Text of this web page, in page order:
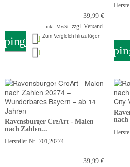
39,99 €
inkl. MwSt. zzgl. Versand
Zum Vergleich hinzufügen
Ravensburger CreArt - Malen
nach Zahlen...
Hersteller Nr.: 701,20274
39,99 €
nach